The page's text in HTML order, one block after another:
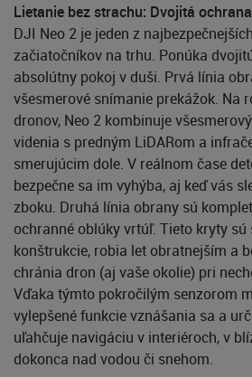
Lietanie bez strachu: Dvojitá
DJI Neo 2 je jeden z
začiatočníkov na trhu. Ponúka
absolútny pokoj v duši. Prvá línia
všesmerové snímanie prekážok. Na
dronov, Neo 2 kombinuje
videnia s predným LiDARom a
smerujúcim dole. V reálnom čase
bezpečne sa im vyhýba, aj keď vás
zboku. Druhá línia obrany sú
ochranné oblúky vrtúľ. Tieto kryty sú
konštrukcie, robia let obratnejším a
chránia dron (aj vaše okolie) pri
Vďaka týmto pokročilým senzorom
vylepšené funkcie vznášania sa a
uľahčuje navigáciu v interiéroch, v
dokonca nad vodou či snehom.